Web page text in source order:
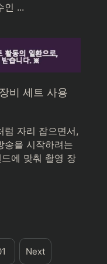
인 ...
비 세트 사용
럼 자리 잡으면서,
송을 시작하려는
에 맞춰 촬영 장
Next